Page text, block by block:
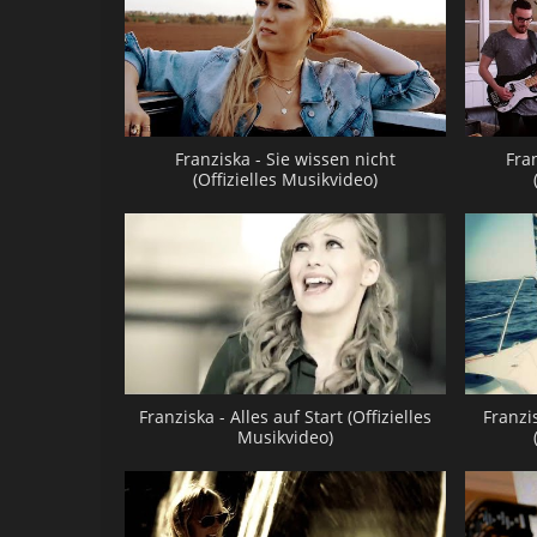
Franziska - Sie wissen nicht
(Offizielles Musikvideo)
Franziska - Alles auf Start (Offizielles
Musikvideo)